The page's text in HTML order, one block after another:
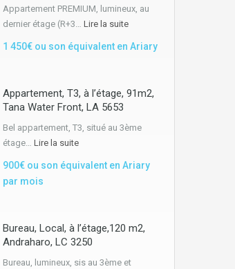
Appartement PREMIUM, lumineux, au
dernier étage (R+3… Lire la suite
1 450€ ou son équivalent en Ariary
Appartement, T3, à l’étage, 91m2,
Tana Water Front, LA 5653
Bel appartement, T3, situé au 3ème
étage… Lire la suite
900€ ou son équivalent en Ariary
par mois
Bureau, Local, à l’étage,120 m2,
Andraharo, LC 3250
Bureau, lumineux, sis au 3ème et